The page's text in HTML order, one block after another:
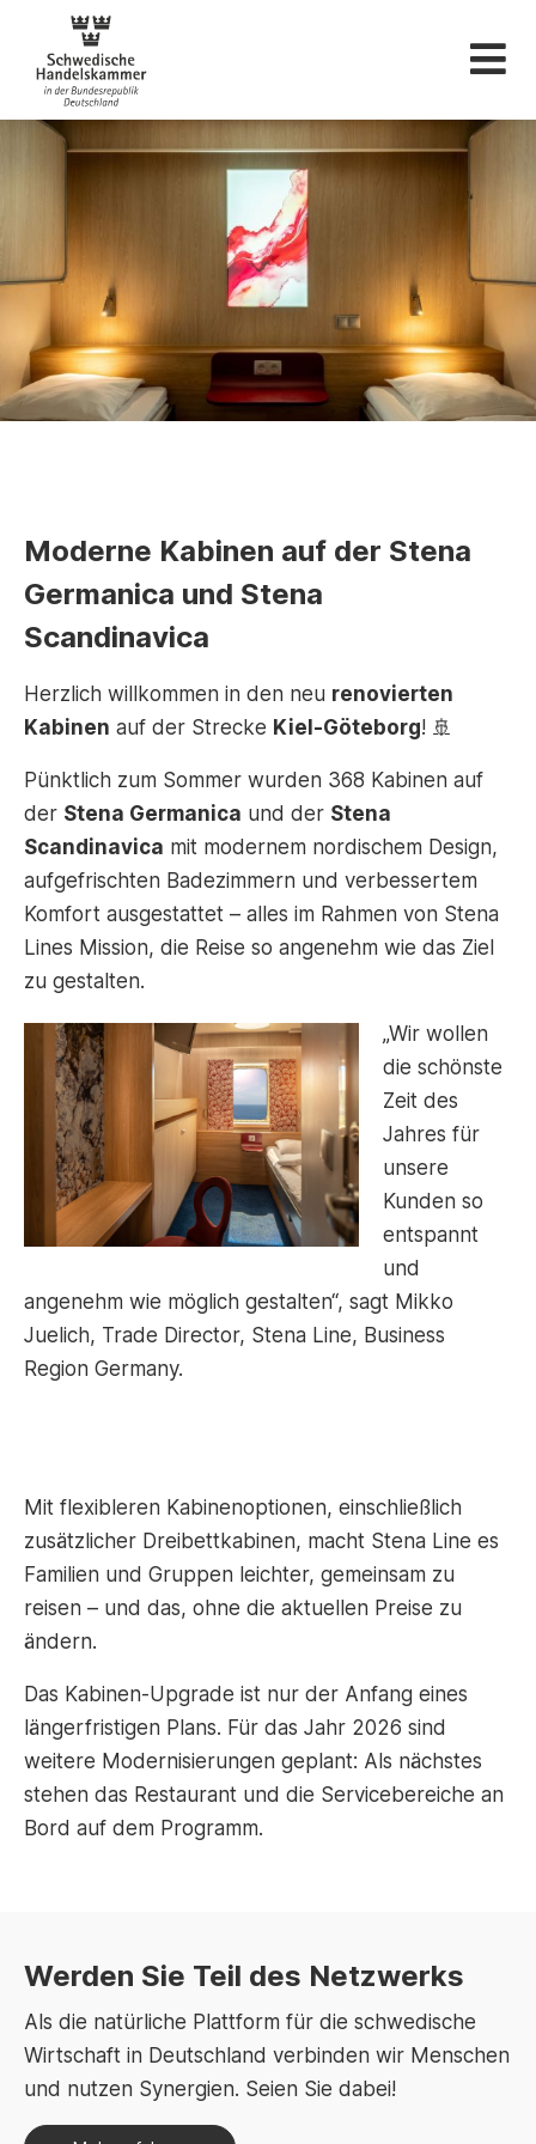
Schwedische
Moderne Kabinen auf der Stena
Germanica und Stena
Scandinavica
Herzlich willkommen in den neu renovierten
Kabinen auf der Strecke Kiel-Göteborg! 🚢
Pünktlich zum Sommer wurden 368 Kabinen auf
der Stena Germanica und der Stena
Scandinavica mit modernem nordischem Design,
aufgefrischten Badezimmern und verbessertem
Komfort ausgestattet – alles im Rahmen von Stena
Lines Mission, die Reise so angenehm wie das Ziel
zu gestalten.
„Wir wollen
die schönste
Zeit des
Jahres für
unsere
Kunden so
entspannt
und
angenehm wie möglich gestalten“, sagt Mikko
Juelich, Trade Director, Stena Line, Business
Region Germany.
Mit flexibleren Kabinenoptionen, einschließlich
zusätzlicher Dreibettkabinen, macht Stena Line es
Familien und Gruppen leichter, gemeinsam zu
reisen – und das, ohne die aktuellen Preise zu
ändern.
Das Kabinen-Upgrade ist nur der Anfang eines
längerfristigen Plans. Für das Jahr 2026 sind
weitere Modernisierungen geplant: Als nächstes
stehen das Restaurant und die Servicebereiche an
Bord auf dem Programm.
Werden Sie Teil des Netzwerks
Als die natürliche Plattform für die schwedische
Wirtschaft in Deutschland verbinden wir Menschen
und nutzen Synergien. Seien Sie dabei!